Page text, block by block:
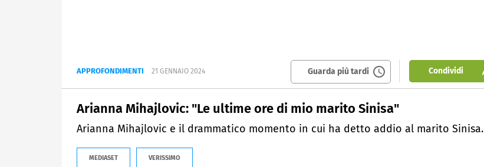
APPROFONDIMENTI 21 GENNAIO 2024 Guarda più tardi Condividi
Arianna Mihajlovic: "Le ultime ore di mio marito Sinisa"
Arianna Mihajlovic e il drammatico momento in cui ha detto addio al marito Sinisa.
MEDIASET VERISSIMO